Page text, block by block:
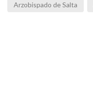
Arzobispado de Salta